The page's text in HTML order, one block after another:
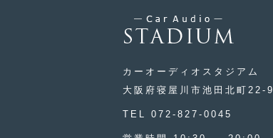
カーオーディオスタジアム
大阪府寝屋川市池田北町22-9
TEL 072-827-0045